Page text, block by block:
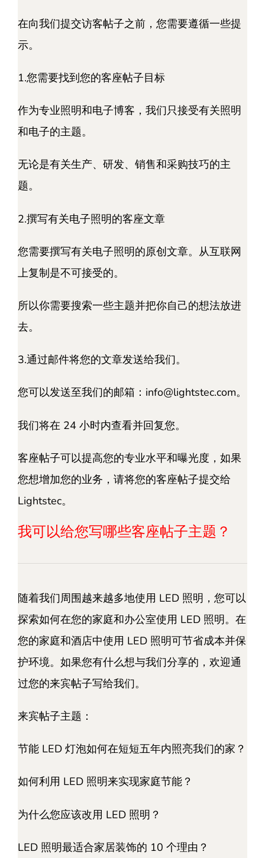
在向我们提交访客帖子之前，您需要遵循一些提
示。
1.您需要找到您的客座帖子目标
作为专业照明和电子博客，我们只接受有关照明
和电子的主题。
无论是有关生产、研发、销售和采购技巧的主
题。
2.撰写有关电子照明的客座文章
您需要撰写有关电子照明的原创文章。从互联网
上复制是不可接受的。
所以你需要搜索一些主题并把你自己的想法放进
去。
3.通过邮件将您的文章发送给我们。
您可以发送至我们的邮箱： info@lightstec.com。
我们将在 24 小时内查看并回复您。
客座帖子可以提高您的专业水平和曝光度，如果
您想增加您的业务，请将您的客座帖子提交给
Lightstec。
我可以给您写哪些客座帖子主题？
随着我们周围越来越多地使用 LED 照明，您可以
探索如何在您的家庭和办公室使用 LED 照明。在
您的家庭和酒店中使用 LED 照明可节省成本并保
护环境。如果您有什么想与我们分享的，欢迎通
过您的来宾帖子写给我们。
来宾帖子主题：
节能 LED 灯泡如何在短短五年内照亮我们的家？
如何利用 LED 照明来实现家庭节能？
为什么您应该改用 LED 照明？
LED 照明最适合家居装饰的 10 个理由？